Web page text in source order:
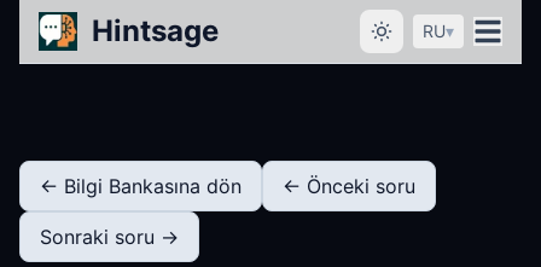
Hintsage RU▾
← Bilgi Bankasına dön ← Önceki soru
Sonraki soru →